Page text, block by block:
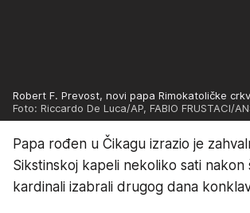
Robert F. Prevost, novi papa Rimokatoličke
Foto: Riccardo De Luca/AP, FABIO FRUSTACI/
Papa rođen u Čikagu izrazio je
Sikstinskoj kapeli nekoliko sati nakon
kardinali izabrali drugog dana